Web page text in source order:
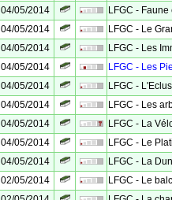
04/05/2014
LFGC -
04/05/2014
LFGC - Le
04/05/2014
LFGC - Les
04/05/2014
LFGC - Les
04/05/2014
LFGC -
04/05/2014
LFGC - Les
04/05/2014
LFGC - La
04/05/2014
LFGC - Le
04/05/2014
LFGC - La
02/05/2014
LFGC - Le